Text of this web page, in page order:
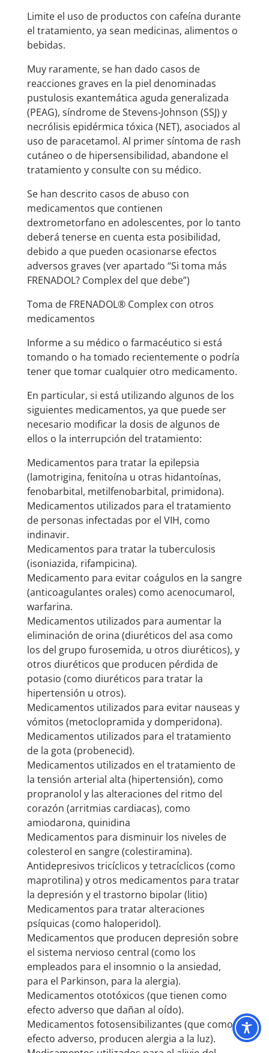
Limite el uso de productos con cafeína durante
el tratamiento, ya sean medicinas, alimentos o
bebidas.
Muy raramente, se han dado casos de
reacciones graves en la piel denominadas
pustulosis exantemática aguda generalizada
(PEAG), síndrome de Stevens-Johnson (SSJ) y
necrólisis epidérmica tóxica (NET), asociados al
uso de paracetamol. Al primer síntoma de rash
cutáneo o de hipersensibilidad, abandone el
tratamiento y consulte con su médico.
Se han descrito casos de abuso con
medicamentos que contienen
dextrometorfano en adolescentes, por lo tanto
deberá tenerse en cuenta esta posibilidad,
debido a que pueden ocasionarse efectos
adversos graves (ver apartado “Si toma más
FRENADOL? Complex del que debe”)
Toma de FRENADOL® Complex con otros
medicamentos
Informe a su médico o farmacéutico si está
tomando o ha tomado recientemente o podría
tener que tomar cualquier otro medicamento.
En particular, si está utilizando algunos de los
siguientes medicamentos, ya que puede ser
necesario modificar la dosis de algunos de
ellos o la interrupción del tratamiento:
Medicamentos para tratar la epilepsia
(lamotrigina, fenitoína u otras hidantoínas,
fenobarbital, metilfenobarbital, primidona).
Medicamentos utilizados para el tratamiento
de personas infectadas por el VIH, como
indinavir.
Medicamentos para tratar la tuberculosis
(isoniazida, rifampicina).
Medicamento para evitar coágulos en la sangre
(anticoagulantes orales) como acenocumarol,
warfarina.
Medicamentos utilizados para aumentar la
eliminación de orina (diuréticos del asa como
los del grupo furosemida, u otros diuréticos), y
otros diuréticos que producen pérdida de
potasio (como diuréticos para tratar la
hipertensión u otros).
Medicamentos utilizados para evitar nauseas y
vómitos (metoclopramida y domperidona).
Medicamentos utilizados para el tratamiento
de la gota (probenecid).
Medicamentos utilizados en el tratamiento de
la tensión arterial alta (hipertensión), como
propranolol y las alteraciones del ritmo del
corazón (arritmias cardiacas), como
amiodarona, quinidina
Medicamentos para disminuir los niveles de
colesterol en sangre (colestiramina).
Antidepresivos tricíclicos y tetracíclicos (como
maprotilina) y otros medicamentos para tratar
la depresión y el trastorno bipolar (litio)
Medicamentos para tratar alteraciones
psíquicas (como haloperidol).
Medicamentos que producen depresión sobre
el sistema nervioso central (como los
empleados para el insomnio o la ansiedad,
para el Parkinson, para la alergia).
Medicamentos ototóxicos (que tienen como
efecto adverso que dañan al oído).
Medicamentos fotosensibilizantes (que como
efecto adverso, producen alergia a la luz).